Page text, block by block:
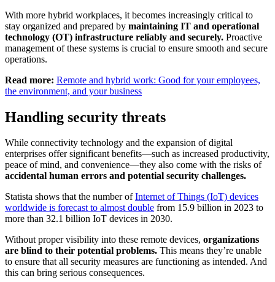
With more hybrid workplaces, it becomes increasingly critical to
stay organized and prepared by maintaining IT and operational
technology (OT) infrastructure reliably and securely. Proactive
management of these systems is crucial to ensure smooth and secure
operations.
Read more: Remote and hybrid work: Good for your employees,
the environment, and your business
Handling security threats
While connectivity technology and the expansion of digital
enterprises offer significant benefits—such as increased productivity,
peace of mind, and convenience—they also come with the risks of
accidental human errors and potential security challenges.
Statista shows that the number ofInternet of Things (IoT) devices
worldwide is forecast to almost double from 15.9 billion in 2023 to
more than 32.1 billion IoT devices in 2030.
Without proper visibility into these remote devices, organizations
are blind to their potential problems. This means they’re unable
to ensure that all security measures are functioning as intended. And
this can bring serious consequences.